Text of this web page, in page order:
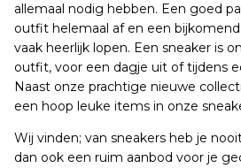
allemaal nodig hebben. Een goed
outfit helemaal af en een
vaak heerlijk lopen. Een sneaker is
outfit, voor een dagje uit of tijdens
Naast onze prachtige nieuwe
een hoop leuke items in onze
Wij vinden; van sneakers heb je
dan ook een ruim aanbod voor je